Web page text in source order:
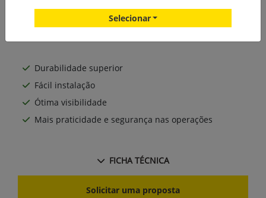
Durabilidade superior
Fácil instalação
Ótima visibilidade
Mais praticidade e segurança nas operações
FICHA TÉCNICA
Solicitar uma proposta
Selecionar